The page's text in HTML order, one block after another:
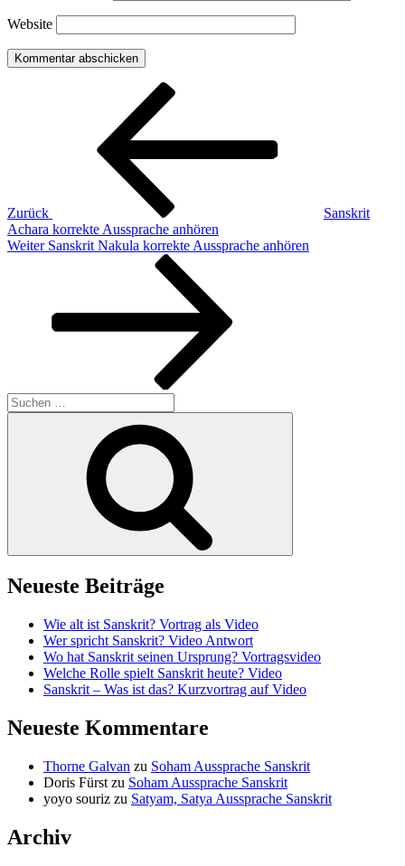
Website
Beitragsnavigation
Zurück
Sanskrit
Achara korrekte Aussprache anhören
Nächster
Weiter Sanskrit Nakula korrekte Aussprache anhören
Suchen
nach:
Neueste Beiträge
Wie alt ist Sanskrit? Vortrag als Video
Wer spricht Sanskrit? Video Antwort
Wo hat Sanskrit seinen Ursprung? Vortragsvideo
Welche Rolle spielt Sanskrit heute? Video
Sanskrit – Was ist das? Kurzvortrag auf Video
Neueste Kommentare
Thorne Galvan zu Soham Aussprache Sanskrit
Doris Fürst zu Soham Aussprache Sanskrit
yoyo souriz zu Satyam, Satya Aussprache Sanskrit
Archiv